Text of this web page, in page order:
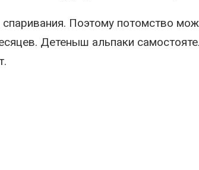
Поэтому потомство
Детеныш альпаки